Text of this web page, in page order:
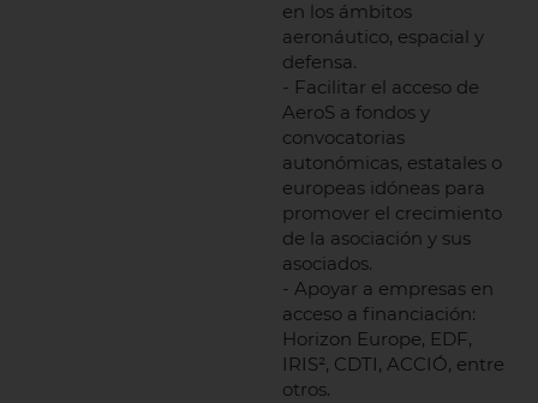
en los ámbitos
aeronáutico, espacial y
defensa.
- Facilitar el acceso de
AeroS a fondos y
convocatorias
autonómicas, estatales o
europeas idóneas para
promover el crecimiento
de la asociación y sus
asociados.
- Apoyar a empresas en
acceso a financiación:
Horizon Europe, EDF,
IRIS², CDTI, ACCIÓ, entre
otros.